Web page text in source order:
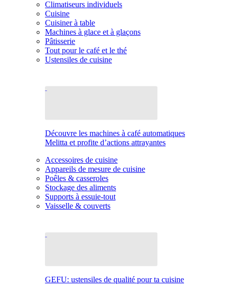
Climatiseurs individuels
Cuisine
Cuisiner à table
Machines à glace et à glaçons
Pâtisserie
Tout pour le café et le thé
Ustensiles de cuisine
Découvre les machines à café automatiques
Melitta et profite d’actions attrayantes
Accessoires de cuisine
Appareils de mesure de cuisine
Poêles & casseroles
Stockage des aliments
Supports à essuie-tout
Vaisselle & couverts
GEFU: ustensiles de qualité pour ta cuisine